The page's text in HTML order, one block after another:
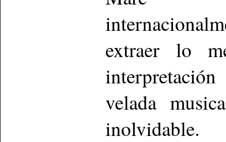
extraer lo
velada
inolvidable.